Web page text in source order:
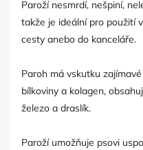
Paroží nesmrdí, nešpiní,
takže je ideální pro použití
cesty anebo do kanceláře.
Paroh má vskutku
bílkoviny a kolagen,
železo a draslík.
Paroží umožňuje psovi